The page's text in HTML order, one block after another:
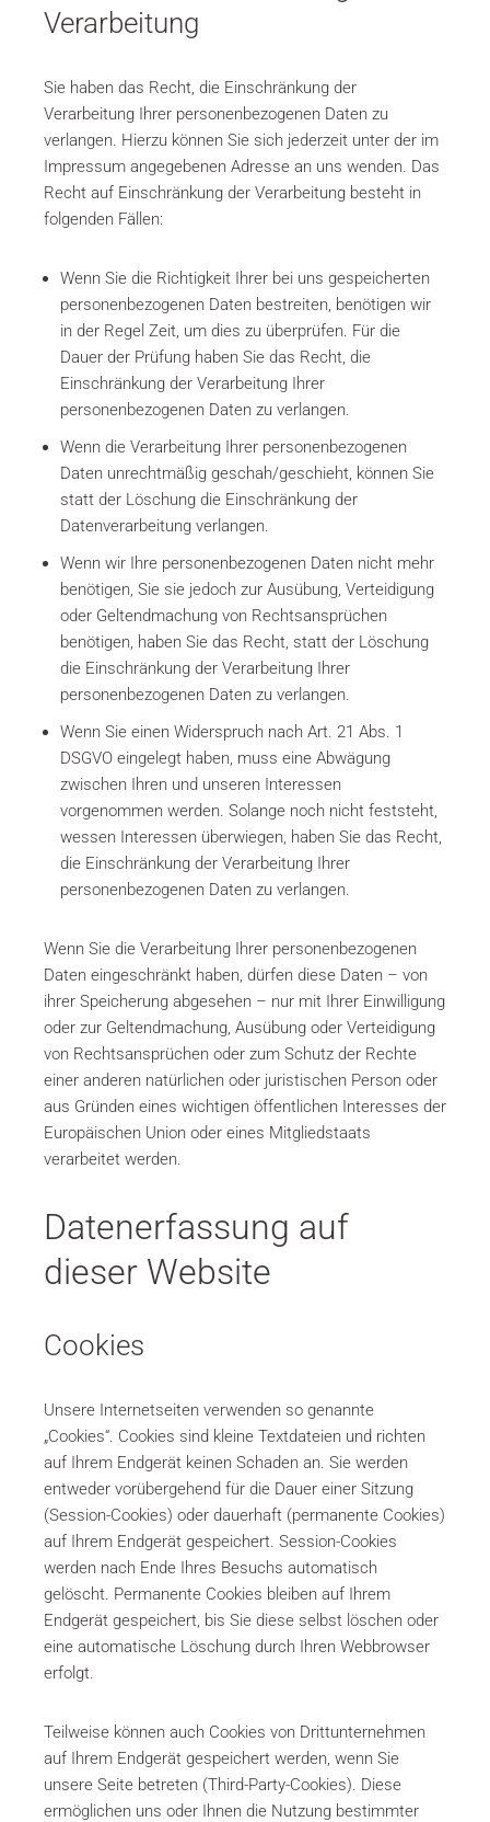
Verarbeitung
Sie haben das Recht, die Einschränkung der
Verarbeitung Ihrer personenbezogenen Daten zu
verlangen. Hierzu können Sie sich jederzeit unter der im
Impressum angegebenen Adresse an uns wenden. Das
Recht auf Einschränkung der Verarbeitung besteht in
folgenden Fällen:
Wenn Sie die Richtigkeit Ihrer bei uns gespeicherten
personenbezogenen Daten bestreiten, benötigen wir
in der Regel Zeit, um dies zu überprüfen. Für die
Dauer der Prüfung haben Sie das Recht, die
Einschränkung der Verarbeitung Ihrer
personenbezogenen Daten zu verlangen.
Wenn die Verarbeitung Ihrer personenbezogenen
Daten unrechtmäßig geschah/geschieht, können Sie
statt der Löschung die Einschränkung der
Datenverarbeitung verlangen.
Wenn wir Ihre personenbezogenen Daten nicht mehr
benötigen, Sie sie jedoch zur Ausübung, Verteidigung
oder Geltendmachung von Rechtsansprüchen
benötigen, haben Sie das Recht, statt der Löschung
die Einschränkung der Verarbeitung Ihrer
personenbezogenen Daten zu verlangen.
Wenn Sie einen Widerspruch nach Art. 21 Abs. 1
DSGVO eingelegt haben, muss eine Abwägung
zwischen Ihren und unseren Interessen
vorgenommen werden. Solange noch nicht feststeht,
wessen Interessen überwiegen, haben Sie das Recht,
die Einschränkung der Verarbeitung Ihrer
personenbezogenen Daten zu verlangen.
Wenn Sie die Verarbeitung Ihrer personenbezogenen
Daten eingeschränkt haben, dürfen diese Daten – von
ihrer Speicherung abgesehen – nur mit Ihrer Einwilligung
oder zur Geltendmachung, Ausübung oder Verteidigung
von Rechtsansprüchen oder zum Schutz der Rechte
einer anderen natürlichen oder juristischen Person oder
aus Gründen eines wichtigen öffentlichen Interesses der
Europäischen Union oder eines Mitgliedstaats
verarbeitet werden.
Datenerfassung auf
dieser Website
Cookies
Unsere Internetseiten verwenden so genannte
„Cookies“. Cookies sind kleine Textdateien und richten
auf Ihrem Endgerät keinen Schaden an. Sie werden
entweder vorübergehend für die Dauer einer Sitzung
(Session-Cookies) oder dauerhaft (permanente Cookies)
auf Ihrem Endgerät gespeichert. Session-Cookies
werden nach Ende Ihres Besuchs automatisch
gelöscht. Permanente Cookies bleiben auf Ihrem
Endgerät gespeichert, bis Sie diese selbst löschen oder
eine automatische Löschung durch Ihren Webbrowser
erfolgt.
Teilweise können auch Cookies von Drittunternehmen
auf Ihrem Endgerät gespeichert werden, wenn Sie
unsere Seite betreten (Third-Party-Cookies). Diese
ermöglichen uns oder Ihnen die Nutzung bestimmter